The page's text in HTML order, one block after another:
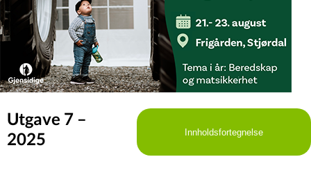
Utgave 7 –
2025
Innholdsfortegnelse